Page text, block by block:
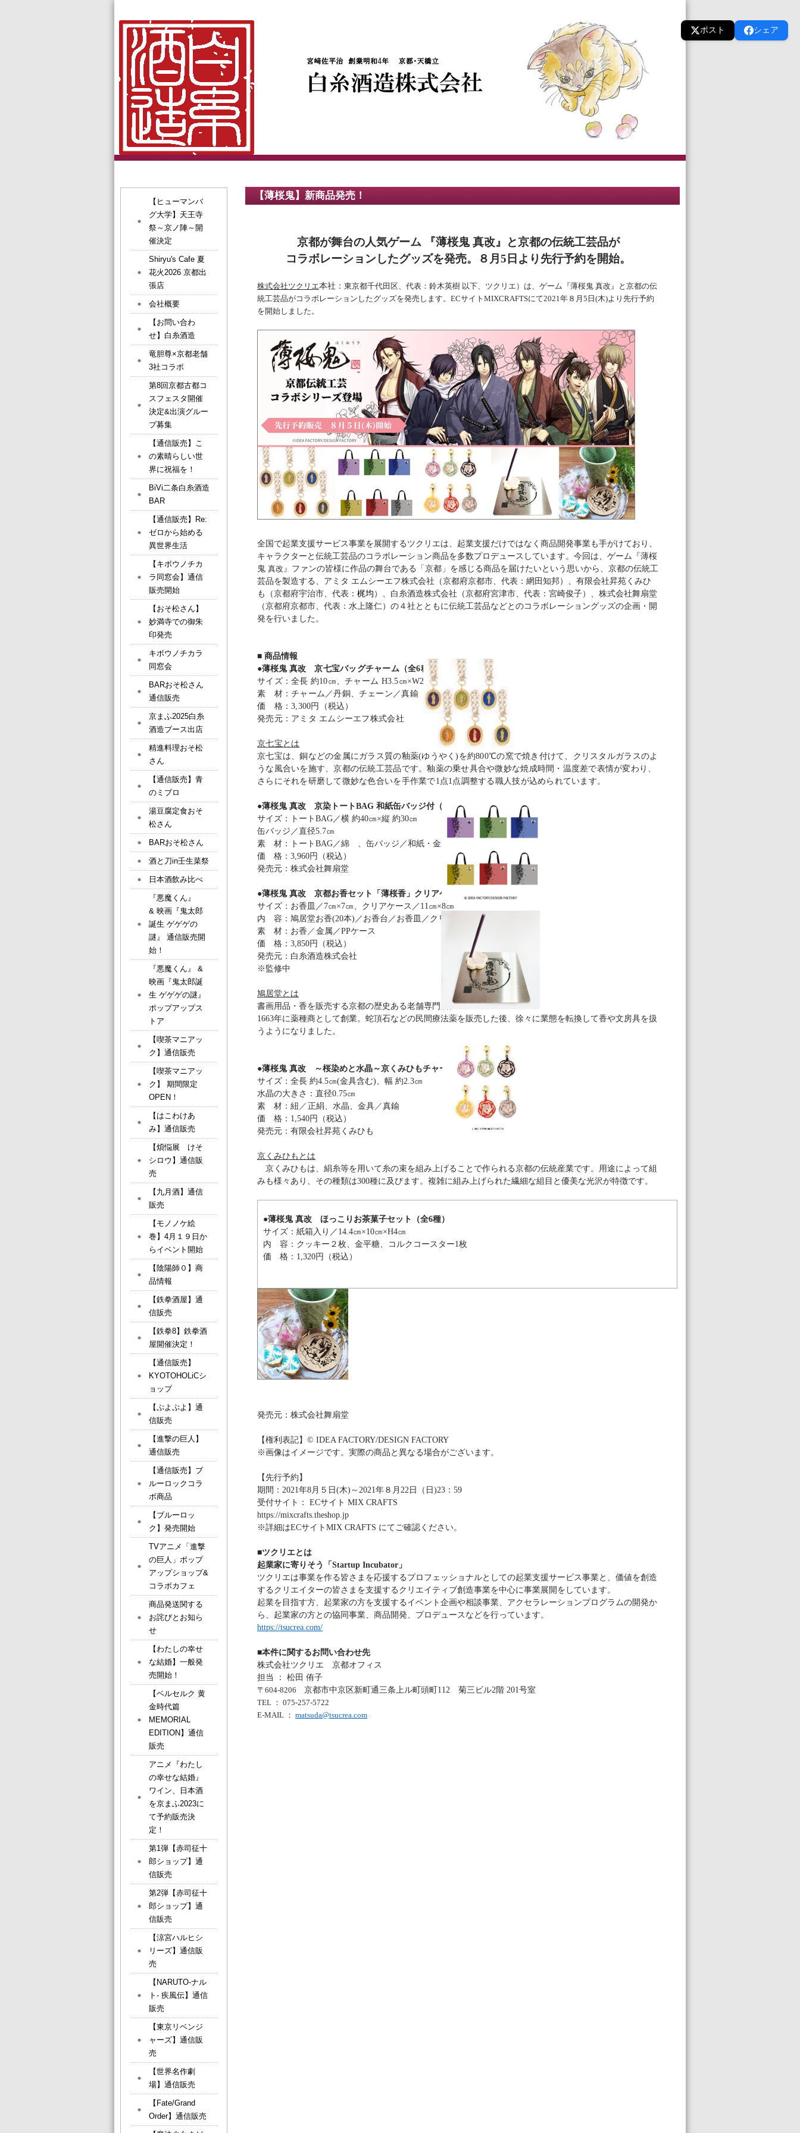
ポスト シェア
【薄桜鬼】新商品発売！
京都が舞台の人気ゲーム 『薄桜鬼 真改』と京都の伝統工芸品が
コラボレーションしたグッズを発売。８月5日より先行予約を開始。
株式会社ツクリエ本社： 東京都千代田区、代表：鈴木英樹 以下、ツクリエ）は、ゲーム『薄桜鬼 真改』と京都の伝
統工芸品がコラボレーションしたグッズを発売します。ECサイトMIXCRAFTSにて2021年８月5日(木)より先行予約
を開始しました。
全国で起業支援サービス事業を展開するツクリエは、起業支援だけではなく商品開発事業も手がけており、
キャラクターと伝統工芸品のコラボレーション商品を多数プロデュースしています。今回は、ゲーム『薄桜
鬼 真改』ファンの皆様に作品の舞台である「京都」を感じる商品を届けたいという思いから、京都の伝統工
芸品を製造する、アミタ エムシーエフ株式会社（京都府京都市、代表：網田知邦）、有限会社昇苑くみひ
も（京都府宇治市、代表： 梶均 ）、白糸酒造株式会社（京都府宮津市、代表：宮崎俊子）、株式会社舞扇堂
（京都府京都市、代表：水上隆仁）の４社とともに伝統工芸品などとのコラボレーショングッズの企画・開
発を行いました。
■ 商品情報
●薄桜鬼 真改 京七宝バッグチャーム（全6種）
サイズ：全長 約10㎝、チャーム H3.5㎝×W2.5㎝
素 材：チャーム／丹銅、 チェーン／真鍮
価 格：3,300円（税込）
発売元：アミタ エムシーエフ株式会社
京七宝とは
京七宝は、銅などの金属にガラス質の釉薬(ゆうやく)を約800℃の窯で焼き付けて、クリスタルガラスのよ
うな風合いを施す、京都の伝統工芸品です。釉薬の乗せ具合や微妙な焼成時間・温度差で表情が変わり、
さらにそれを研磨して微妙な色合いを手作業で1点1点調整する職人技が込められています。
仮トートバッグ画像
●薄桜鬼 真改 京染トートBAG 和紙缶バッジ付（全6種）
サイズ：トートBAG／横 約40㎝×縦 約30㎝
缶バッジ／直径5.7㎝
素 材：トートBAG／綿 、缶バッジ／和紙・金属
価 格：3,960円（税込）
発売元：株式会社舞扇堂
●薄桜鬼 真改 京都お香セット「薄桜香」クリアケース入り(全6種)
仮お香セット画像
サイズ：お香皿／7㎝×7㎝、クリアケース／11㎝×8㎝
内 容：鳩居堂お香(20本)／お香台／お香皿／クリアケース
素 材：お香 ／ 金属／PPケース
価 格：3,850円（税込）
発売元：白糸酒造株式会社
※監修中
鳩居堂とは
書画用品・香を販売する京都の歴史ある老舗専門店。
1663年に薬種商として創業。蛇頂石などの民間療法薬を販売した後、徐々に業態を転換して香や文房具を扱
うようになりました。
●薄桜鬼 真改 ～桜染めと水晶～京くみひもチャーム(全6種)
サイズ：全長 約4.5㎝(金具含む)、幅 約2.3㎝
水晶の大きさ：直径0.75㎝
素 材：紐 ／ 正絹、水晶、金具／真鍮
価 格：1,540円（税込）
発売元：有限会社昇苑くみひも
京くみひもとは
京くみひもは、絹糸等を用いて糸の束を組み上げることで作られる京都の伝統産業です。用途によって組
みも様々あり、その種類は300種に及びます。複雑に組み上げられた繊細な組目と優美な光沢が特徴です。
●薄桜鬼 真改 ほっこりお茶菓子セット（全6種）
サイズ：紙箱入り／14.4㎝×10㎝×H4㎝
内 容：クッキー２枚、金平糖、コルクコースター1枚
価 格：1,320円（税込）
発売元：株式会社舞扇堂
【権利表記】© IDEA FACTORY/DESIGN FACTORY
※画像はイメージです。実際の商品と異なる場合がございます。
【先行予約】
期間：2021年8月５日(木)～2021年８月22日（日)23：59
受付サイト： ECサイト MIX CRAFTS
https://mixcrafts.theshop.jp
※詳細はECサイトMIX CRAFTS にてご確認ください。
■ツクリエとは
起業家に寄りそう「Startup Incubator」
ツクリエは事業を作る皆さまを応援するプロフェッショナルとしての起業支援サービス事業と、価値を創造
するクリエイターの皆さまを支援するクリエイティブ創造事業を中心に事業展開をしています。
起業を目指す方、起業家の方を支援するイベント企画や相談事業、アクセラレーションプログラムの開発か
ら、起業家の方との協同事業、商品開発、プロデュースなどを行っています。
https://tsucrea.com/
■本件に関するお問い合わせ先
株式会社ツクリエ 京都オフィス
担当 ： 松田 侑子
〒604-8206 京都市中京区新町通三条上ル町頭町112 菊三ビル2階 201号室
TEL ： 075-257-5722
E-MAIL ： matsuda@tsucrea.com
【ヒューマンバ
グ大学】天王寺
祭～京ノ陣～開
催決定
Shiryu's Cafe 夏
花火2026 京都出
張店
会社概要
【お問い合わ
せ】白糸酒造
竜胆尊×京都老舗
3社コラボ
第8回京都古都コ
スフェスタ開催
決定&出演グルー
プ募集
【通信販売】こ
の素晴らしい世
界に祝福を！
BiVi二条白糸酒造
BAR
【通信販売】Re:
ゼロから始める
異世界生活
【キボウノチカ
ラ同窓会】通信
販売開始
【おそ松さん】
妙満寺での御朱
印発売
キボウノチカラ
同窓会
BARおそ松さん
通信販売
京まふ2025白糸
酒造ブース出店
精進料理おそ松
さん
【通信販売】青
のミブロ
湯豆腐定食おそ
松さん
BARおそ松さん
酒と刀in壬生菜祭
日本酒飲み比べ
『悪魔くん』
& 映画『鬼太郎
誕生 ゲゲゲの
謎』 通信販売開
始！
『悪魔くん』 &
映画『鬼太郎誕
生 ゲゲゲの謎』
ポップアップス
トア
【喫茶マニアッ
ク】通信販売
【喫茶マニアッ
ク】 期間限定
OPEN！
【はこわけあ
み】通信販売
【煩悩展 けそ
シロウ】通信販
売
【九月酒】通信
販売
【モノノケ絵
巻】4月１９日か
らイベント開始
【陰陽師０】商
品情報
【鉄拳酒屋】通
信販売
【鉄拳8】鉄拳酒
屋開催決定！
【通信販売】
KYOTOHOLiCシ
ョップ
【ぷよぷよ】通
信販売
【進撃の巨人】
通信販売
【通信販売】ブ
ルーロックコラ
ボ商品
【ブルーロッ
ク】発売開始
TVアニメ「進撃
の巨人」ポップ
アップショップ&
コラボカフェ
商品発送関する
お詫びとお知ら
せ
【わたしの幸せ
な結婚】一般発
売開始！
【ベルセルク 黄
金時代篇
MEMORIAL
EDITION】通信
販売
アニメ『わたし
の幸せな結婚』
ワイン、日本酒
を京まふ2023に
て予約販売決
定！
第1弾【赤司征十
郎ショップ】通
信販売
第2弾【赤司征十
郎ショップ】通
信販売
【涼宮ハルヒシ
リーズ】通信販
売
【NARUTO-ナル
ト- 疾風伝】通信
販売
【東京リベンジ
ャーズ】通信販
売
【世界名作劇
場】通信販売
【Fate/Grand
Order】通信販売